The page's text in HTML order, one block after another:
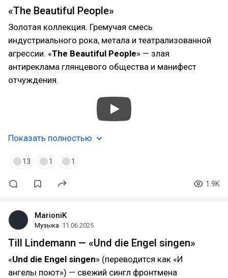
«The Beautiful People»
Золотая коллекция. Гремучая смесь
индустриального рока, метала и театрализованной
агрессии. «The Beautiful People» — злая
антиреклама глянцевого общества и манифест
отчуждения.
Показать полностью
13 1 1
1.9K
MarioniK
Музыка 11.06.2025
Till Lindemann — «Und die Engel singen»
«Und die Engel singen» (переводится как «И
ангелы поют») — свежий сингл фронтмена